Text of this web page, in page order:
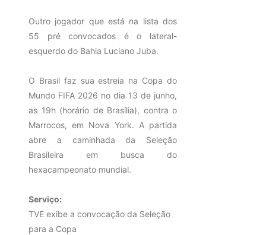
Outro jogador que está na lista dos
55 pré convocados é o lateral-
esquerdo do Bahia Luciano Juba.
O Brasil faz sua estreia na Copa do
Mundo FIFA 2026 no dia 13 de junho,
as 19h (horário de Brasília), contra o
Marrocos, em Nova York. A partida
abre a caminhada da Seleção
Brasileira em busca do
hexacampeonato mundial.
Serviço:
TVE exibe a convocação da Seleção
para a Copa